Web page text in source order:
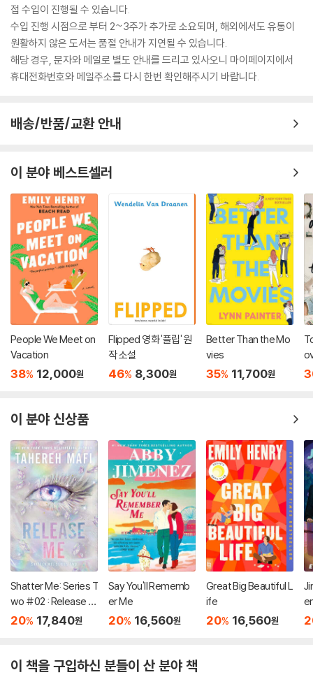
접 수입이 진행될 수 있습니다.
수입 진행 시점으로 부터 2~3주가 추가로 소요되며, 해외에서도 유통이
원활하지 않은 도서는 품절 안내가 지연될 수 있습니다.
해당 경우, 문자와 메일로 별도 안내를 드리고 있사오니 마이페이지에서
휴대전화번호와 메일주소를 다시 한번 확인해주시기 바랍니다.
배송/반품/교환 안내
이 분야 베스트셀러
People We Meet on
Vacation
38% 12,000원
Flipped 영화 '플립' 원
작 소설
46% 8,300원
Better Than the Mo
vies
35% 11,700원
이 분야 신상품
Shatter Me: Series T
wo #02 : Release M
e
20% 17,840원
Say You'll Rememb
er Me
20% 16,560원
Great Big Beautiful L
ife
20% 16,560원
이 책을 구입하신 분들이 산 분야 책